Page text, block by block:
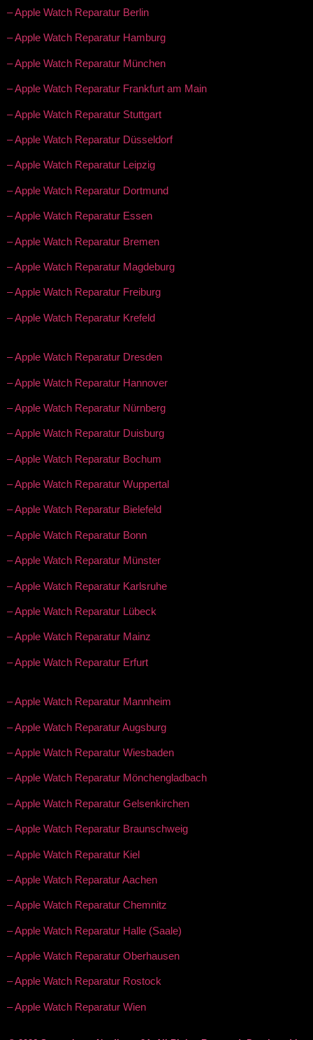
– Apple Watch Reparatur Berlin
– Apple Watch Reparatur Hamburg
– Apple Watch Reparatur München
– Apple Watch Reparatur Frankfurt am Main
– Apple Watch Reparatur Stuttgart
– Apple Watch Reparatur Düsseldorf
– Apple Watch Reparatur Leipzig
– Apple Watch Reparatur Dortmund
– Apple Watch Reparatur Essen
– Apple Watch Reparatur Bremen
– Apple Watch Reparatur Magdeburg
– Apple Watch Reparatur Freiburg
– Apple Watch Reparatur Krefeld
– Apple Watch Reparatur Dresden
– Apple Watch Reparatur Hannover
– Apple Watch Reparatur Nürnberg
– Apple Watch Reparatur Duisburg
– Apple Watch Reparatur Bochum
– Apple Watch Reparatur Wuppertal
– Apple Watch Reparatur Bielefeld
– Apple Watch Reparatur Bonn
– Apple Watch Reparatur Münster
– Apple Watch Reparatur Karlsruhe
– Apple Watch Reparatur Lübeck
– Apple Watch Reparatur Mainz
– Apple Watch Reparatur Erfurt
– Apple Watch Reparatur Mannheim
– Apple Watch Reparatur Augsburg
– Apple Watch Reparatur Wiesbaden
– Apple Watch Reparatur Mönchengladbach
– Apple Watch Reparatur Gelsenkirchen
– Apple Watch Reparatur Braunschweig
– Apple Watch Reparatur Kiel
– Apple Watch Reparatur Aachen
– Apple Watch Reparatur Chemnitz
– Apple Watch Reparatur Halle (Saale)
– Apple Watch Reparatur Oberhausen
– Apple Watch Reparatur Rostock
– Apple Watch Reparatur Wien